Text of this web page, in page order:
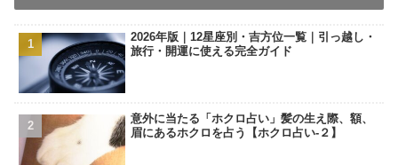
2026年版｜12星座別・吉方位一覧｜引っ越し・
旅行・開運に使える完全ガイド
意外に当たる「ホクロ占い」髪の生え際、額、
眉にあるホクロを占う【ホクロ占い‐２】